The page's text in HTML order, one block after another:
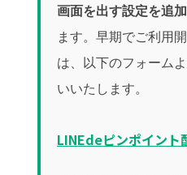
画面を出す設定を追加
ます。早期でご利用
は、以下のフォーム
いいたします。
LINEdeピンポイント